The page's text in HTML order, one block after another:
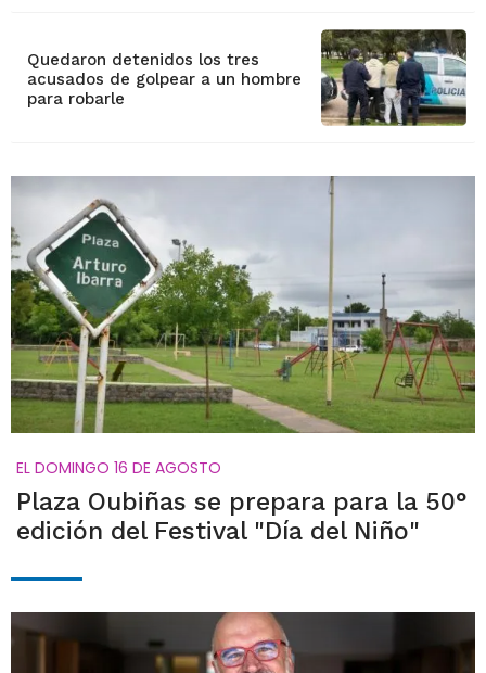
Quedaron detenidos los tres
acusados de golpear a un hombre
para robarle
EL DOMINGO 16 DE AGOSTO
Plaza Oubiñas se prepara para la 50°
edición del Festival "Día del Niño"